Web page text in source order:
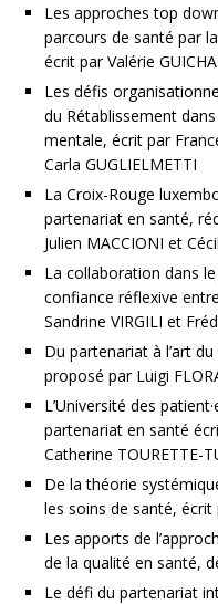
Les approches top
parcours de santé par
écrit par Valérie
Les défis
du Rétablissement
mentale, écrit par
Carla GUGLIELMETTI
La Croix-Rouge
partenariat en santé,
Julien MACCIONI et
La collaboration dans
confiance réflexive
Sandrine VIRGILI et
Du partenariat à l’art
proposé par Luigi
L’Université des
partenariat en santé
Catherine TOURETTE-
De la théorie
les soins de santé,
Les apports de
de la qualité en santé,
Le défi du partenariat